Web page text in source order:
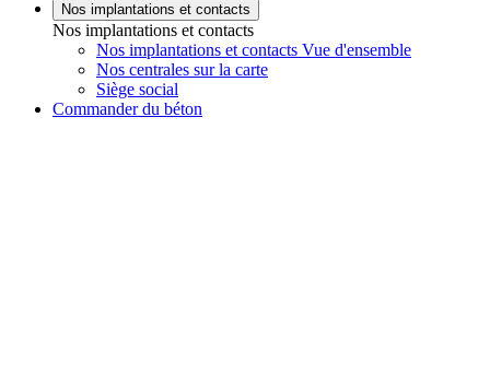
Nos implantations et contacts
Nos implantations et contacts
Nos implantations et contacts Vue d'ensemble
Nos centrales sur la carte
Siège social
Commander du béton